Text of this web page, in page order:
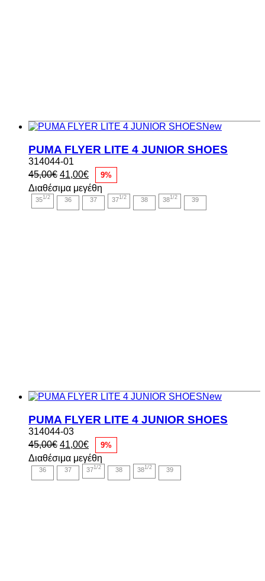
New
PUMA FLYER LITE 4 JUNIOR SHOES
314044-01
45,00€ Original
price
was:
45,00€.
41,00€Η
τρέχουσα
τιμή
είναι:
9%
Διαθέσιμα μεγέθη
351/2 36 37 371/2 38 381/2 39
New
PUMA FLYER LITE 4 JUNIOR SHOES
314044-03
45,00€ Original
price
was:
45,00€.
41,00€Η
τρέχουσα
τιμή
είναι:
9%
Διαθέσιμα μεγέθη
36 37 371/2 38 381/2 39